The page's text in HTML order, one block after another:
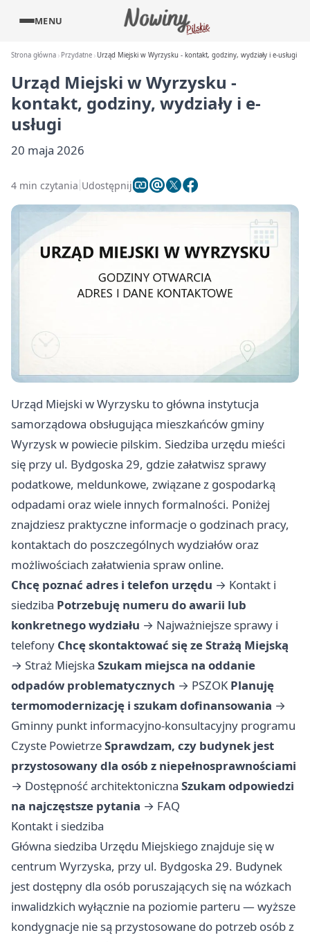
MENU
Strona główna Przydatne Urząd Miejski w Wyrzysku - kontakt, godziny, wydziały i e-usługi
Urząd Miejski w Wyrzysku -
kontakt, godziny, wydziały i e-
usługi
20 maja 2026
4 min czytania Udostępnij
Urząd Miejski w Wyrzysku to główna instytucja
samorządowa obsługująca mieszkańców gminy
Wyrzysk w powiecie pilskim. Siedziba urzędu mieści
się przy ul. Bydgoska 29, gdzie załatwisz sprawy
podatkowe, meldunkowe, związane z gospodarką
odpadami oraz wiele innych formalności. Poniżej
znajdziesz praktyczne informacje o godzinach pracy,
kontaktach do poszczególnych wydziałów oraz
możliwościach załatwienia spraw online.
Chcę poznać adres i telefon urzędu → Kontakt i
siedziba Potrzebuję numeru do awarii lub
konkretnego wydziału → Najważniejsze sprawy i
telefony Chcę skontaktować się ze Strażą Miejską
→ Straż Miejska Szukam miejsca na oddanie
odpadów problematycznych → PSZOK Planuję
termomodernizację i szukam dofinansowania →
Gminny punkt informacyjno-konsultacyjny programu
Czyste PowietrzeSprawdzam, czy budynek jest
przystosowany dla osób z niepełnosprawnościami
→ Dostępność architektoniczna Szukam odpowiedzi
na najczęstsze pytania → FAQ
Kontakt i siedziba
Główna siedziba Urzędu Miejskiego znajduje się w
centrum Wyrzyska, przy ul. Bydgoska 29. Budynek
jest dostępny dla osób poruszających się na wózkach
inwalidzkich wyłącznie na poziomie parteru — wyższe
kondygnacje nie są przystosowane do potrzeb osób z